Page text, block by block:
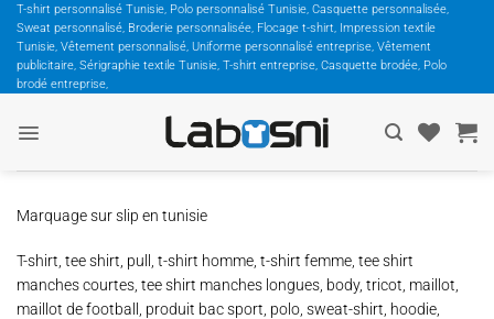
Passer
contenu
T-shirt personnalisé Tunisie, Polo personnalisé Tunisie, Casquette personnalisée,
Sweat personnalisé, Broderie personnalisée, Flocage t-shirt, Impression textile
Tunisie, Vêtement personnalisé, Uniforme personnalisé entreprise, Vêtement
publicitaire, Sérigraphie textile Tunisie, T-shirt entreprise, Casquette brodée, Polo
brodé entreprise,
Marquage sur slip en tunisie
T-shirt, tee shirt, pull, t-shirt homme, t-shirt femme, tee shirt
manches courtes, tee shirt manches longues, body, tricot, maillot,
maillot de football, produit bac sport, polo, sweat-shirt, hoodie,